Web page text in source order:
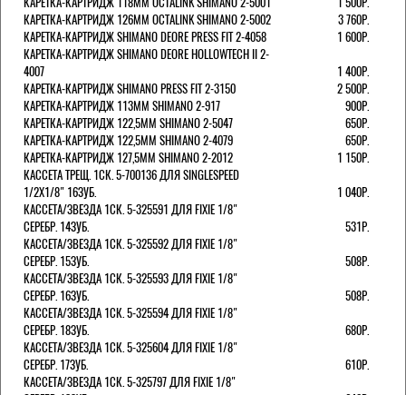
КАРЕТКА-КАРТРИДЖ 126ММ OCTALINK SHIMANO 2-5002
3 760Р.
КАРЕТКА-КАРТРИДЖ SHIMANO DEORE PRESS FIT 2-4058
1 600Р.
КАРЕТКА-КАРТРИДЖ SHIMANO DEORE HOLLOWTECH II 2-
4007
1 400Р.
КАРЕТКА-КАРТРИДЖ SHIMANO PRESS FIT 2-3150
2 500Р.
КАРЕТКА-КАРТРИДЖ 113ММ SHIMANO 2-917
900Р.
КАРЕТКА-КАРТРИДЖ 122,5ММ SHIMANO 2-5047
650Р.
КАРЕТКА-КАРТРИДЖ 122,5ММ SHIMANO 2-4079
650Р.
КАРЕТКА-КАРТРИДЖ 127,5ММ SHIMANO 2-2012
1 150Р.
КАССЕТА ТРЕЩ. 1СК. 5-700136 ДЛЯ SINGLESPEED
1/2X1/8" 16ЗУБ.
1 040Р.
КАССЕТА/ЗВЕЗДА 1СК. 5-325591 ДЛЯ FIXIE 1/8"
СЕРЕБР. 14ЗУБ.
531Р.
КАССЕТА/ЗВЕЗДА 1СК. 5-325592 ДЛЯ FIXIE 1/8"
СЕРЕБР. 15ЗУБ.
508Р.
КАССЕТА/ЗВЕЗДА 1СК. 5-325593 ДЛЯ FIXIE 1/8"
СЕРЕБР. 16ЗУБ.
508Р.
КАССЕТА/ЗВЕЗДА 1СК. 5-325594 ДЛЯ FIXIE 1/8"
СЕРЕБР. 18ЗУБ.
680Р.
КАССЕТА/ЗВЕЗДА 1СК. 5-325604 ДЛЯ FIXIE 1/8"
СЕРЕБР. 17ЗУБ.
610Р.
КАССЕТА/ЗВЕЗДА 1СК. 5-325797 ДЛЯ FIXIE 1/8"